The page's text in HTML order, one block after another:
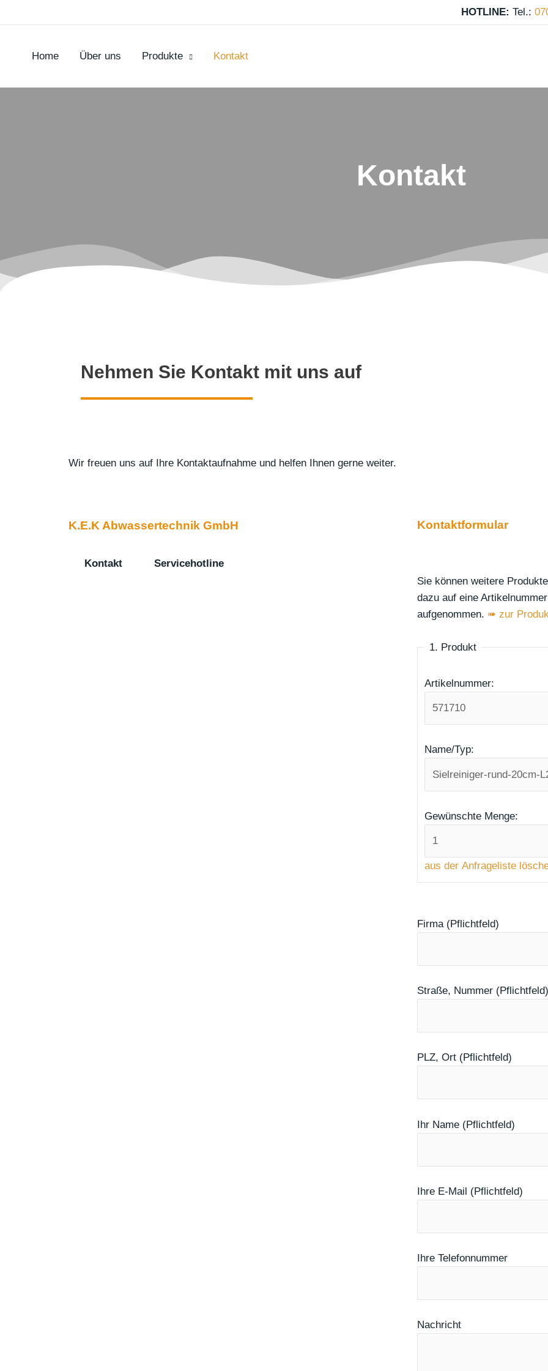
Inhalt
HOTLINE: Tel.:
Home Über uns Produkte Kontakt
Kontakt
Nehmen Sie Kontakt mit uns auf
Wir freuen uns auf Ihre Kontaktaufnahme und helfen Ihnen gerne weiter.
K.E.K Abwassertechnik GmbH
Kontakt Servicehotline
Kontaktformular
Sie können weitere
dazu auf eine
aufgenommen. ➠ zur
1. Produkt
Artikelnummer:
Name/Typ:
Gewünschte Menge:
aus der Anfrageliste
Firma (Pflichtfeld)
Straße, Nummer (Pflichtfeld)
PLZ, Ort (Pflichtfeld)
Ihr Name (Pflichtfeld)
Ihre E-Mail (Pflichtfeld)
Ihre Telefonnummer
Nachricht